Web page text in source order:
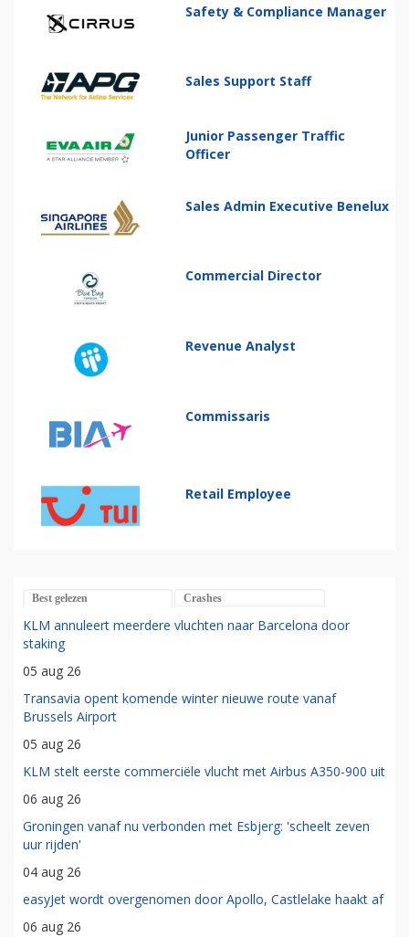
Safety & Compliance Manager
Sales Support Staff
Junior Passenger Traffic
Officer
Sales Admin Executive Benelux
Commercial Director
Revenue Analyst
Commissaris
Retail Employee
Best gelezen Crashes
KLM annuleert meerdere vluchten naar Barcelona door
staking
05 aug 26
Transavia opent komende winter nieuwe route vanaf
Brussels Airport
05 aug 26
KLM stelt eerste commerciële vlucht met Airbus A350-900 uit
06 aug 26
Groningen vanaf nu verbonden met Esbjerg: 'scheelt zeven
uur rijden'
04 aug 26
easyJet wordt overgenomen door Apollo, Castlelake haakt af
06 aug 26